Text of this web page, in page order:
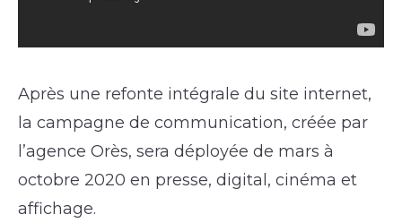
Après une refonte intégrale du site internet,
la campagne de communication, créée par
l’agence Orès, sera déployée de mars à
octobre 2020 en presse, digital, cinéma et
affichage.